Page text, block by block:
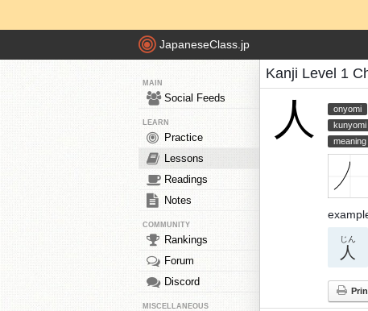
JapaneseClass.jp
MAIN
Social Feeds
LEARN
Practice
Lessons
Readings
Notes
COMMUNITY
Rankings
Forum
Discord
MISCELLANEOUS
Kanji Level 1
人 onyomi
kunyomi
meaning
人
じん